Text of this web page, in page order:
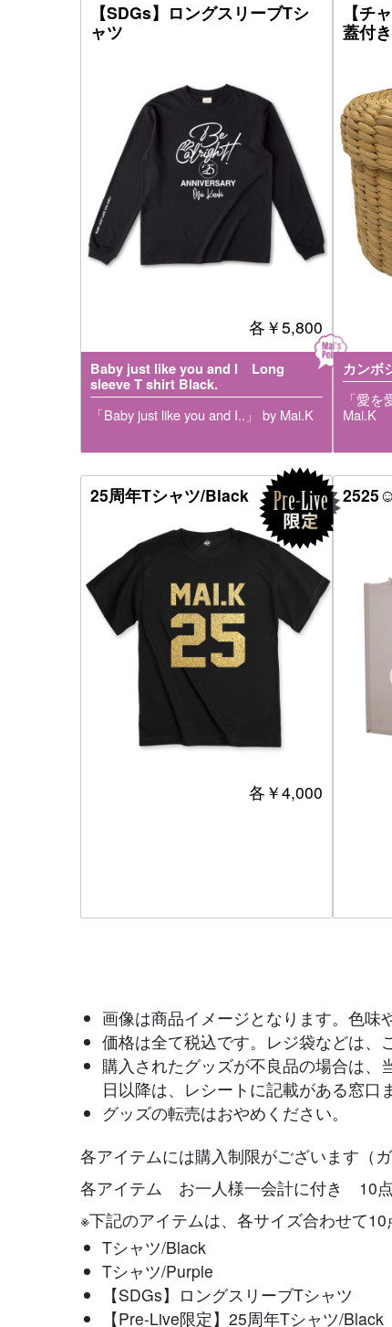
【SDGs】ロングスリーブTシ
ャツ
各 ￥5,800
Baby just like you and I Long
sleeve T shirt Black.
「Baby just like you and I..」 by Mai.K
【チ
蓋付
カンボ
「愛
Mai.K
25周年Tシャツ/Black
各￥4,000
画像は商品イメージとなります。色
価格は全て税込です。レジ袋などは、
購入されたグッズが不良品の場合は
日以降は、レシートに記載がある窓
グッズの転売はおやめください。
各アイテムには購入制限がございます（
各アイテム お一人様一会計に付き 10
※下記のアイテムは、各サイズ合わせて10
Tシャツ/Black
Tシャツ/Purple
【SDGs】ロングスリーブTシャツ
【Pre-Live限定】25周年Tシャツ/Black